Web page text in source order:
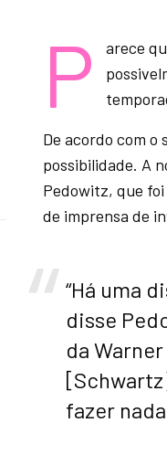
P
arece
De acordo com o
possibilidade. A
Pedowitz, que
de imprensa de
“Há uma
disse
da
fazer